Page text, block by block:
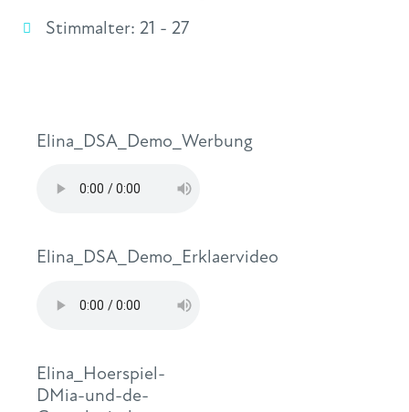
Stimmalter: 21 - 27
Elina_DSA_Demo_Werbung
Elina_DSA_Demo_Erklaervideo
Elina_Hoerspiel-
DMia-und-de-